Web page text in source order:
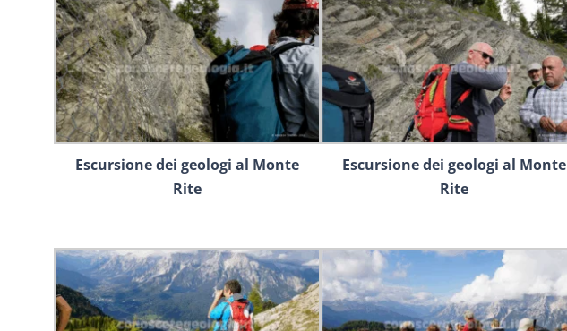
Escursione dei geologi al Monte
Rite
Escursione dei geologi al Monte
Rite